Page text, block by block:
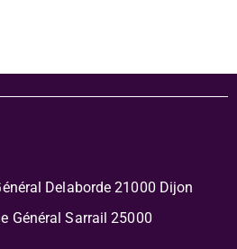
Delaborde 21000 Dijon
Général Sarrail 25000